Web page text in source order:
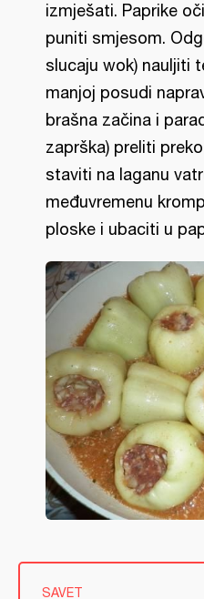
izmješati. Paprike
puniti smjesom.
slucaju wok) nauljiti
manjoj posudi
brašna začina i
zaprška) preliti
staviti na laganu
međuvremenu
ploske i ubaciti u
SAVET